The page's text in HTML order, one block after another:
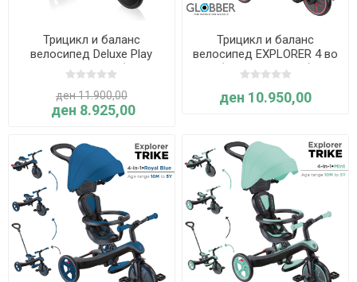
Трицикл и баланс
велосипед Deluxe Play
EXPLORER 4 во 1 (црно-
сив) - Globber
ден 11.900,00
ден 8.925,00
Трицикл и баланс
велосипед EXPLORER 4 во
1 (Корално розов) -
Globber
ден 10.950,00